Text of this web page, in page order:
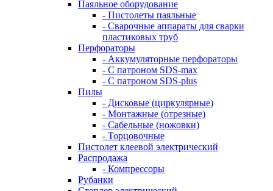
Паяльное оборудование
- Пистолеты паяльные
- Сварочные аппараты для сварки
пластиковых труб
Перфораторы
- Аккумуляторные перфораторы
- С патроном SDS-max
- С патроном SDS-plus
Пилы
- Дисковые (циркулярные)
- Монтажные (отрезные)
- Сабельные (ножовки)
- Торцовочные
Пистолет клеевой электрический
Распродажа
- Компрессоры
Рубанки